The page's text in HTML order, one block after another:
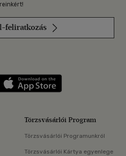
feliratkozás
ona LinkedInen
applikáció Szerezd meg: Google
Törzsvásárlói Program
Törzsvásárlói Programunkról
Törzsvásárlói Kártya egyenlege